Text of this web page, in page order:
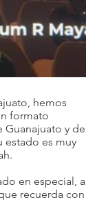
hemos
formato
y de
estado es muy
en especial, a
recuerda con